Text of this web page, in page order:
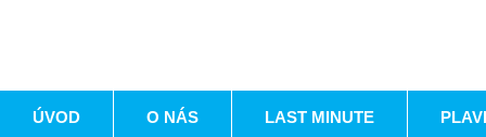
ÚVOD O NÁS LAST MINUTE